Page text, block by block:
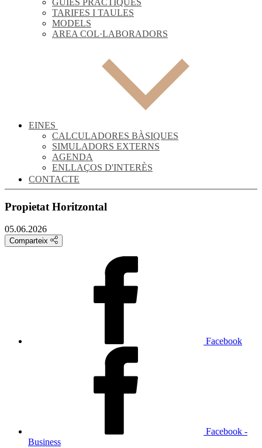
GUIES PRÀCTIQUES
TARIFES I TAULES
MODELS
AREA COL·LABORADORS
EINES
CALCULADORES BÀSIQUES
SIMULADORS EXTERNS
AGENDA
ENLLAÇOS D'INTERÈS
CONTACTE
Propietat Horitzontal
05.06.2026
Comparteix
Facebook
Facebook -
Business